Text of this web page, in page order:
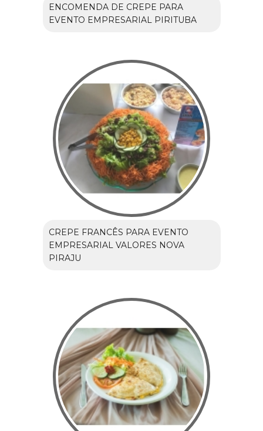
ENCOMENDA DE CREPE PARA
EVENTO EMPRESARIAL PIRITUBA
CREPE FRANCÊS PARA EVENTO
EMPRESARIAL VALORES NOVA
PIRAJU